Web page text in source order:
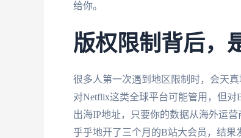
给你。
版权限制背后，
很多人第一次遇到地区限制时，会天
对Netflix这类全球平台可能管用，但
出海IP地址，只要你的数据从海外运
乎乎地开了三个月的B站大会员，结